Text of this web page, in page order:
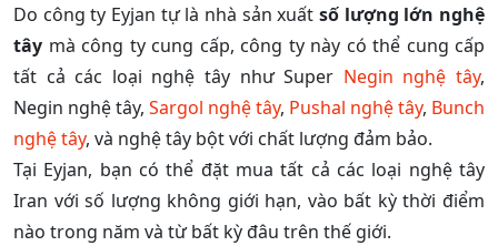
Do công ty Eyjan tự là nhà sản xuất số lượng lớn nghệ
tây mà công ty cung cấp, công ty này có thể cung cấp
tất cả các loại nghệ tây như Super Negin nghệ tây,
Negin nghệ tây, Sargol nghệ tây, Pushal nghệ tây, Bunch
nghệ tây, và nghệ tây bột với chất lượng đảm bảo.
Tại Eyjan, bạn có thể đặt mua tất cả các loại nghệ tây
Iran với số lượng không giới hạn, vào bất kỳ thời điểm
nào trong năm và từ bất kỳ đâu trên thế giới.